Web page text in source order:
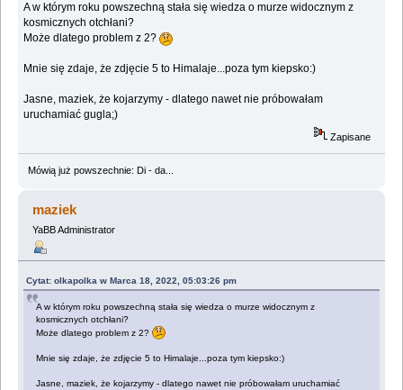
A w którym roku powszechną stała się wiedza o murze widocznym z
kosmicznych otchłani?
Może dlatego problem z 2?
Mnie się zdaje, że zdjęcie 5 to Himalaje...poza tym kiepsko:)
Jasne, maziek, że kojarzymy - dlatego nawet nie próbowałam
uruchamiać gugla;)
Zapisane
Mówią już powszechnie: Di - da...
maziek
YaBB Administrator
Cytat: olkapolka w Marca 18, 2022, 05:03:26 pm
A w którym roku powszechną stała się wiedza o murze widocznym z
kosmicznych otchłani?
Może dlatego problem z 2?
Mnie się zdaje, że zdjęcie 5 to Himalaje...poza tym kiepsko:)
Jasne, maziek, że kojarzymy - dlatego nawet nie próbowałam uruchamiać